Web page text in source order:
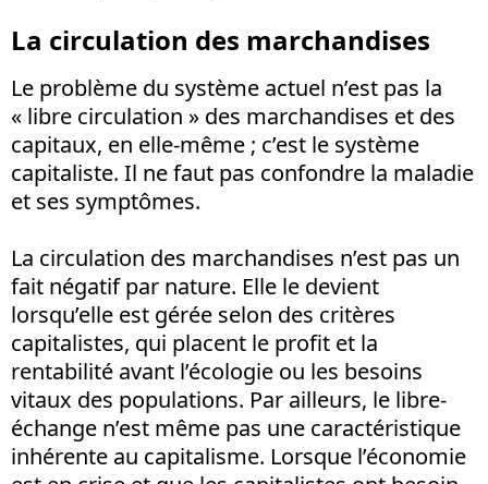
La circulation des marchandises
Le problème du système actuel n’est pas la
« libre circulation » des marchandises et des
capitaux, en elle-même ; c’est le système
capitaliste. Il ne faut pas confondre la maladie
et ses symptômes.
La circulation des marchandises n’est pas un
fait négatif par nature. Elle le devient
lorsqu’elle est gérée selon des critères
capitalistes, qui placent le profit et la
rentabilité avant l’écologie ou les besoins
vitaux des populations. Par ailleurs, le libre-
échange n’est même pas une caractéristique
inhérente au capitalisme. Lorsque l’économie